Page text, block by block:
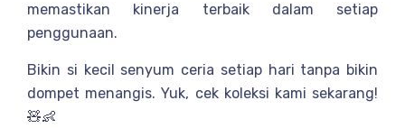
memastikan kinerja terbaik dalam setiap
penggunaan.
Bikin si kecil senyum ceria setiap hari tanpa bikin
dompet menangis. Yuk, cek koleksi kami sekarang!
🧸👶